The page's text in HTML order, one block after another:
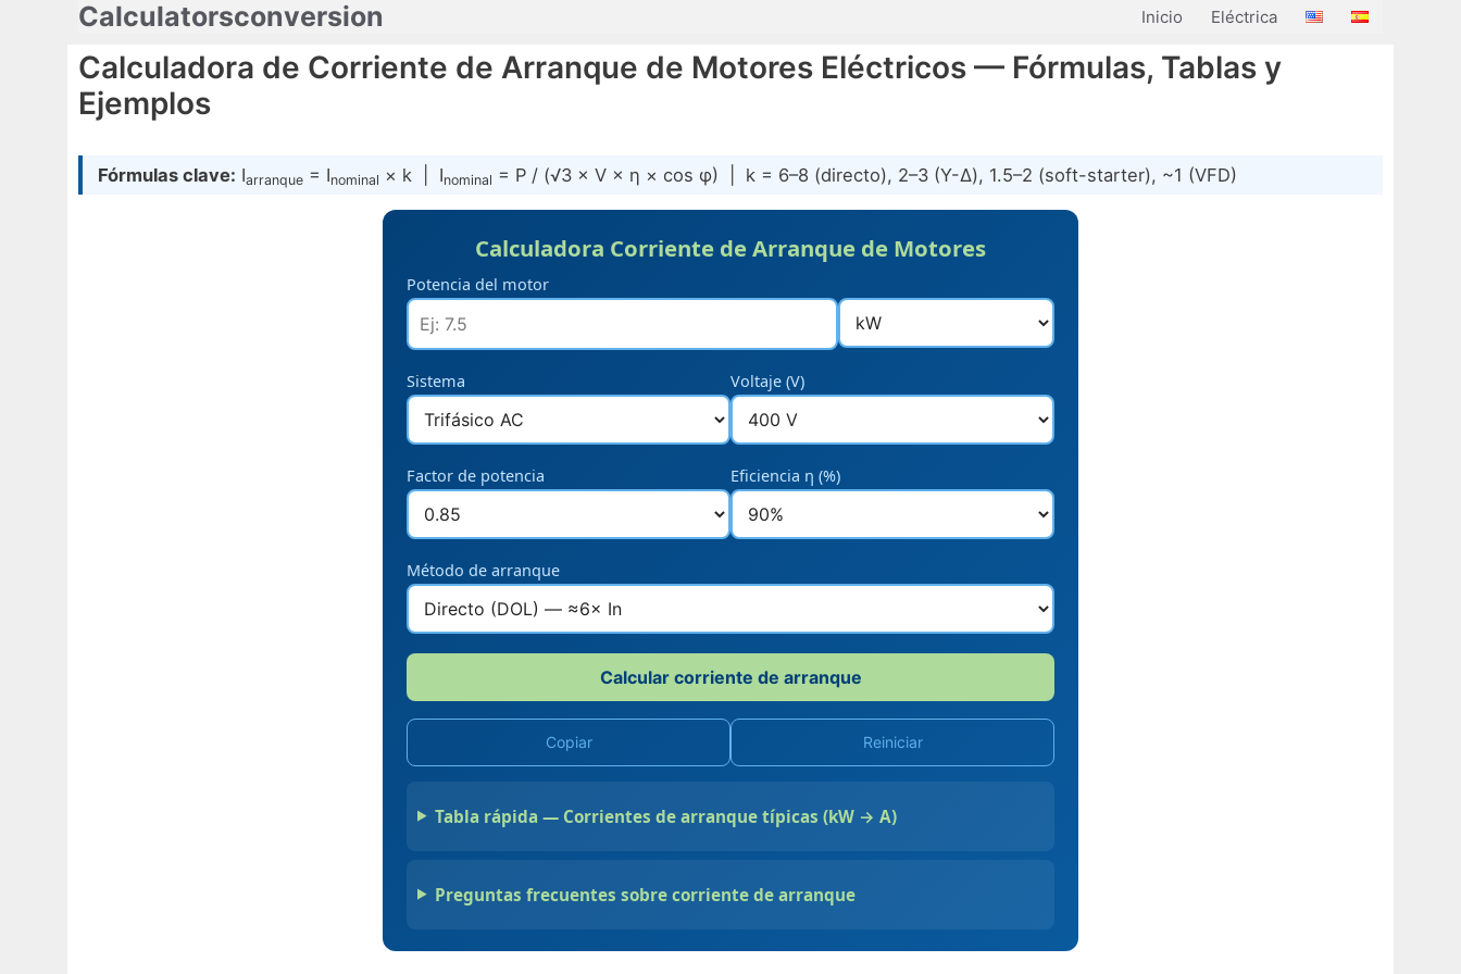
contenido
Calculatorsconversion Inicio Eléctrica
Calculadora de Corriente de Arranque de Motores Eléctricos — Fórmulas, Tablas y
Ejemplos
Fórmulas clave: Iarranque = Inominal × k | Inominal = P / (√3 × V × η × cos φ) | k = 6–8 (directo), 2–3 (Y-Δ), 1.5–2 (soft-starter), ~1 (VFD)
Calculadora Corriente de Arranque de Motores
Potencia del motor
Sistema Voltaje (V)
Factor de potencia Eficiencia η (%)
Método de arranque
Calcular corriente de arranque
Copiar Reiniciar
Tabla rápida — Corrientes de arranque típicas (kW → A)
Preguntas frecuentes sobre corriente de arranque